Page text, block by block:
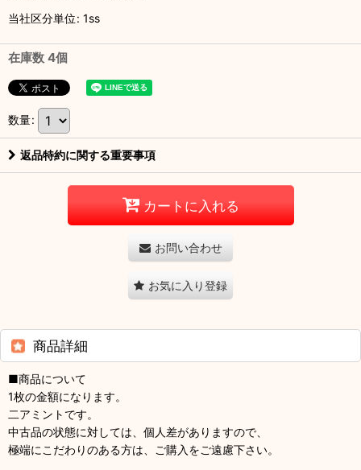
当社区分単位: 1ss
在庫数 4個
数量:
返品特約に関する重要事項
カートに入れる
お問い合わせ
お気に入り登録
商品詳細
■商品について
1枚の金額になります。
二アミントです。
中古品の状態に対しては、個人差がありますので、
極端にこだわりのある方は、ご購入をご遠慮下さい。